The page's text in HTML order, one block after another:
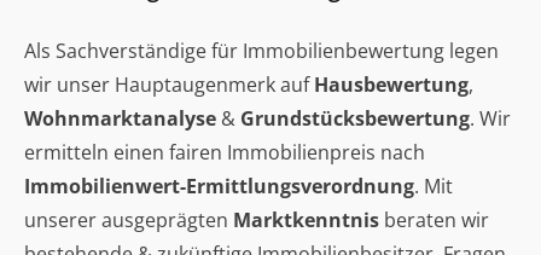
Als Sachverständige für Immobilienbewertung legen
wir unser Hauptaugenmerk aufHausbewertung,
Wohnmarktanalyse & Grundstücksbewertung. Wir
ermitteln einen fairen Immobilienpreis nach
Immobilienwert-Ermittlungsverordnung. Mit
unserer ausgeprägten Marktkenntnis beraten wir